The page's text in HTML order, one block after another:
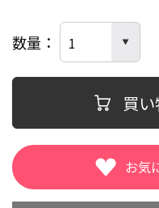
数量
買